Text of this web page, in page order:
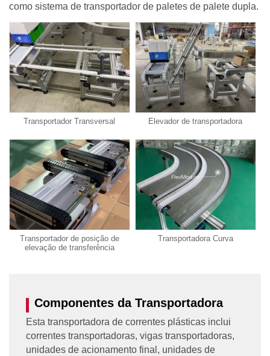
como sistema de transportador de paletes de palete dupla.
Transportador Transversal Elevador de transportadora
Transportador de posição de
elevação de transferência
Transportadora Curva
Componentes da Transportadora
Esta transportadora de correntes plásticas inclui
correntes transportadoras, vigas transportadoras,
unidades de acionamento final, unidades de